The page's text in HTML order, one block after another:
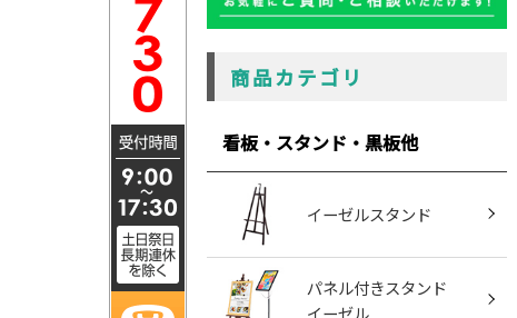
商品カテゴリ
看板・スタンド・黒板他
イーゼルスタンド
パネル付きスタンド
イーゼル